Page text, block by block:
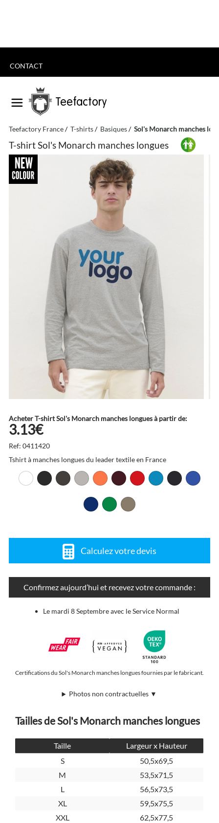
CONTACT
Teefactory
Teefactory France T-shirts Basiques Sol's Monarch manches
T-shirt Sol's Monarch manches longues
Acheter T-shirt Sol's Monarch manches longues à partir de:
3.13€
Ref: 0411420
Tshirt à manches longues du leader textile en France
Calculez votre devis
Confirmez aujourd’hui et recevez votre commande :
Le mardi 8 Septembre avec le Service Normal
Certifications du Sol's Monarch manches longues fournies par le fabricant.
Photos non contractuelles ▼
Tailles de Sol's Monarch manches longues
Taille
Largeur x Hauteur
S
50,5x69,5
M
53,5x71,5
L
56,5x73,5
XL
59,5x75,5
XXL
62,5x77,5